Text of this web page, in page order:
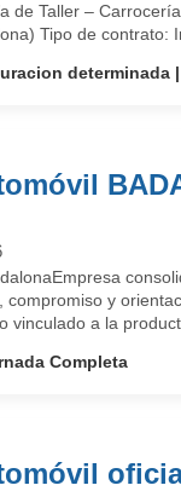
de Taller –
Tipo de contrato:
determinada
compromiso y
vinculado a la
Completa